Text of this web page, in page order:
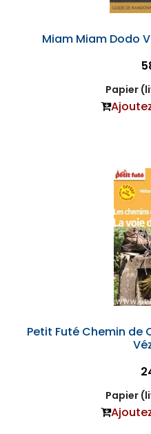
Miam Miam Dodo
Papier
Petit Futé Chemin de
Papier